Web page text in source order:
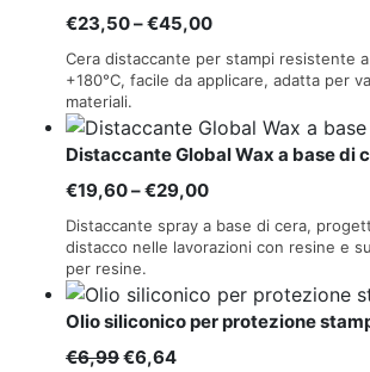
€23,50–€45,00Fascia
prezzo:
€23,50
a
Cera distaccante per stampi resistente
+180°C, facile da applicare, adatta per
materiali.
Distaccante Global Wax a base di
€19,60–€29,00Fascia
di
prezzo:
€19,60
a
Distaccante spray a base di cera,
distacco nelle lavorazioni con resine e
per resine.
Olio siliconico per protezione
€6,99Il
€6,64Il